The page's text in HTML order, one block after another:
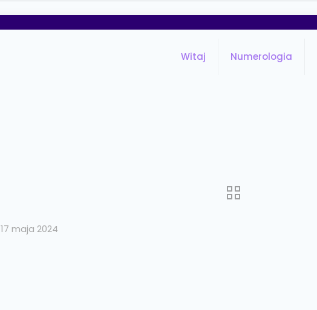
Witaj Numerologia
17 maja 2024